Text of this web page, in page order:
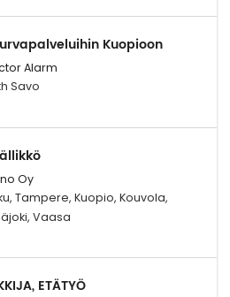
Kuopioon
Alarm
Savo
Oy
Tampere, Kuopio, Kouvola,
Vaasa
ETÄTYÖ